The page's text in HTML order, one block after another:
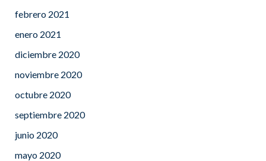
febrero 2021
enero 2021
diciembre 2020
noviembre 2020
octubre 2020
septiembre 2020
junio 2020
mayo 2020